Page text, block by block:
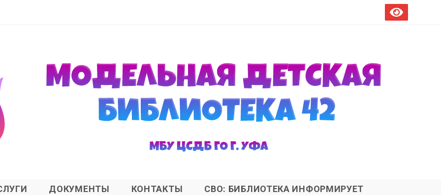
ДОКУМЕНТЫ КОНТАКТЫ
СВО: БИБЛИОТЕКА ИНФОРМИРУЕТ